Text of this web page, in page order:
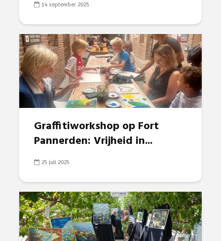
14 september 2025
Graffitiworkshop op Fort
Pannerden: Vrijheid in...
25 juli 2025